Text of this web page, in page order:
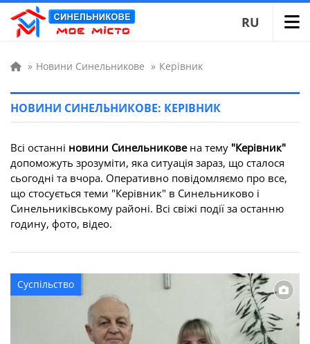
RU
» Новини Синельникове » Керівник
НОВИНИ СИНЕЛЬНИКОВЕ: КЕРІВНИК
Всі останні новини Синельниковена тему "Керівник"
допоможуть зрозуміти, яка ситуація зараз, що сталося
сьогодні та вчора. Оперативно повідомляємо про все,
що стосується теми "Керівник" в Синельниково і
Синельниківському районі. Всі свіжі події за останню
годину, фото, відео.
Суспільство